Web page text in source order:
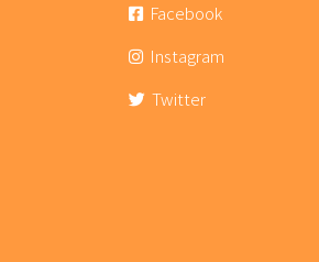
Facebook
Instagram
Twitter